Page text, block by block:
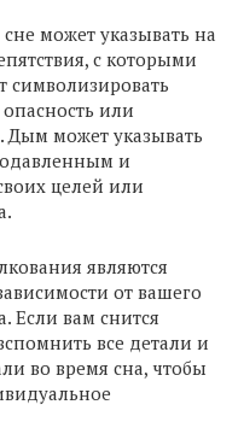
может указывать на
с которыми
символизировать
или
Дым может указывать
и
целей или
являются
от вашего
Если вам снится
все детали и
во время сна, чтобы